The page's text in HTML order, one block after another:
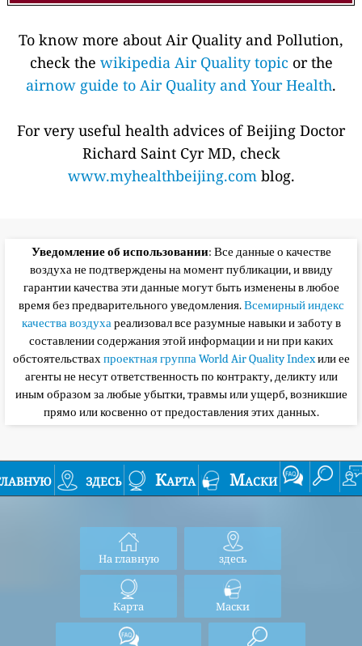
To know more about Air Quality and Pollution,
check the wikipedia Air Quality topic or the
airnow guide to Air Quality and Your Health.
For very useful health advices of Beijing Doctor
Richard Saint Cyr MD, check
www.myhealthbeijing.comblog.
Уведомление об использовании: Все данные о качестве
воздуха не подтверждены на момент публикации, и ввиду
гарантии качества эти данные могут быть изменены в любое
время без предварительного уведомления.Всемирный индекс
качества воздухареализовал все разумные навыки и заботу в
составлении содержания этой информации и ни при каких
обстоятельствахпроектная группа World Air Quality Indexили ее
агенты не несут ответственность по контракту, деликту или
иным образом за любые убытки, травмы или ущерб, возникшие
прямо или косвенно от предоставления этих данных.
здесь Карта Маски
На главную здесь
Карта Маски